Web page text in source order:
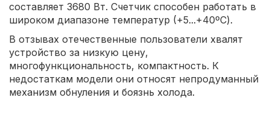
составляет 3680 Вт. Счетчик способен работать в
широком диапазоне температур (+5...+40ºС).
В отзывах отечественные пользователи хвалят
устройство за низкую цену,
многофункциональность, компактность. К
недостаткам модели они относят непродуманный
механизм обнуления и боязнь холода.